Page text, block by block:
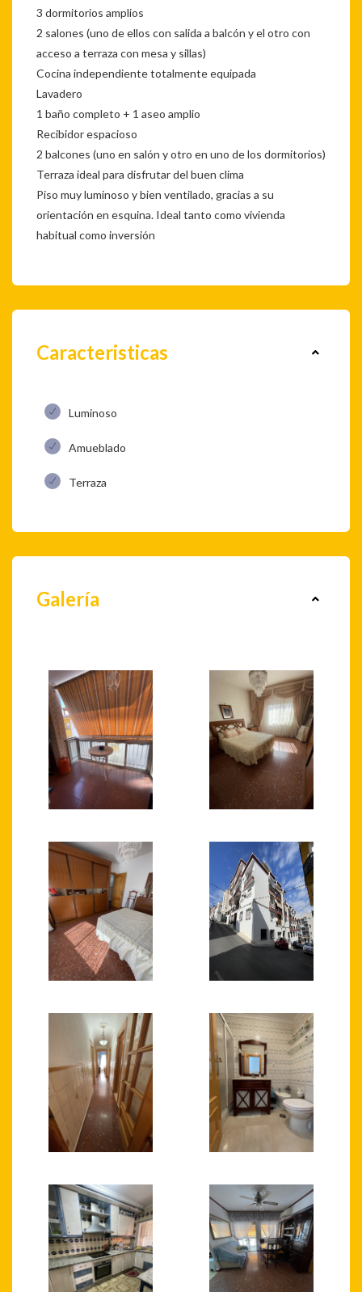
3 dormitorios amplios
2 salones (uno de ellos con salida a balcón y el otro con
acceso a terraza con mesa y sillas)
Cocina independiente totalmente equipada
Lavadero
1 baño completo + 1 aseo amplio
Recibidor espacioso
2 balcones (uno en salón y otro en uno de los dormitorios)
Terraza ideal para disfrutar del buen clima
Piso muy luminoso y bien ventilado, gracias a su
orientación en esquina. Ideal tanto como vivienda
habitual como inversión
Caracteristicas
Luminoso
Amueblado
Terraza
Galería